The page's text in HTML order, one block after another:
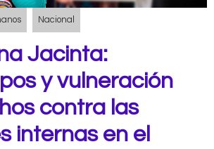
Nacional
Jacinta:
y vulneración
contra las
internas en el